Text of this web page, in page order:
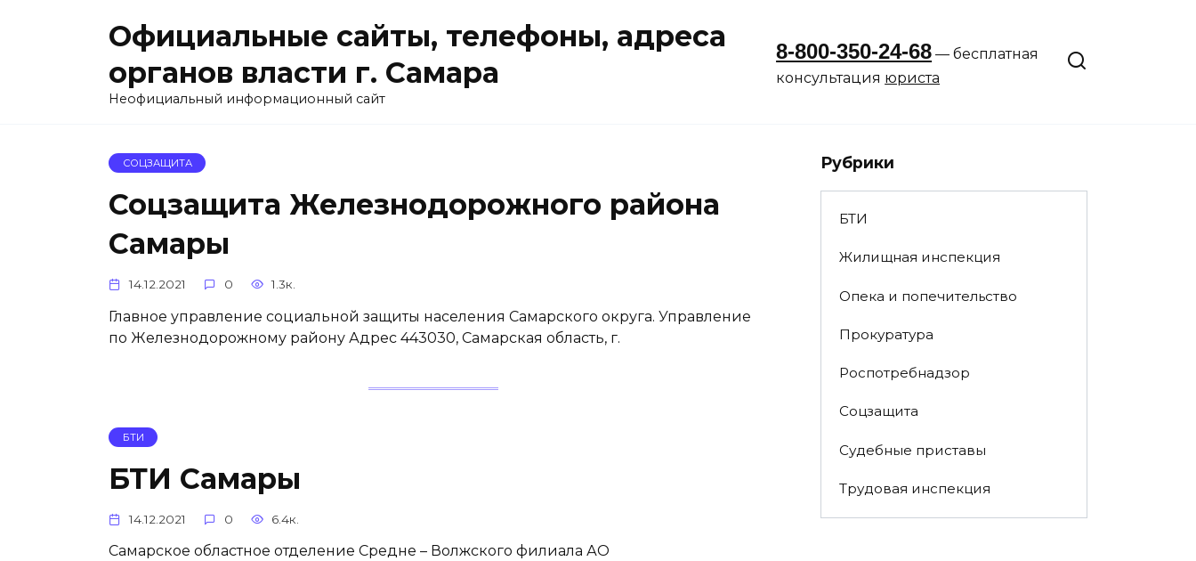
Официальные сайты, телефоны, адреса
органов власти г. Самара
Неофициальный информационный сайт
8-800-350-24-68 — бесплатная
консультация юриста
СОЦЗАЩИТА
Соцзащита Железнодорожного района
Самары
14.12.2021 0 1.3к.
Главное управление социальной защиты населения Самарского округа. Управление
по Железнодорожному району Адрес 443030, Самарская область, г.
БТИ
БТИ Самары
14.12.2021 0 6.4к.
Самарское областное отделение Средне – Волжского филиала АО
Рубрики
БТИ
Жилищная инспекция
Опека и попечительство
Прокуратура
Роспотребнадзор
Соцзащита
Судебные приставы
Трудовая инспекция